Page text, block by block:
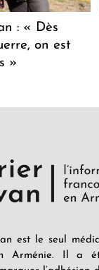
: « Dès
on est
»
est le seul
Arménie. Il a